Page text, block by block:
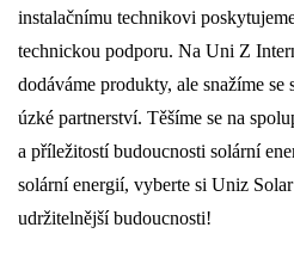
instalačnímu technikovi
technickou podporu. Na Uni Z
dodáváme produkty, ale snažíme se
úzké partnerství. Těšíme se na
a příležitostí budoucnosti solární
solární energií, vyberte si Uniz
udržitelnější budoucnosti!